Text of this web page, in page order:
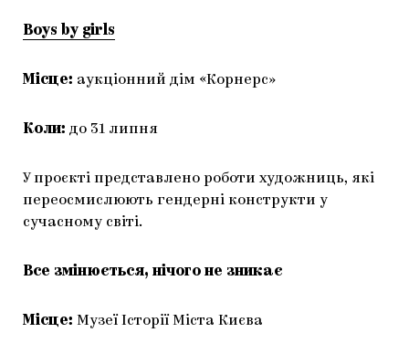
Boys by girls
Місце: аукціонний дім «Корнерс»
Коли: до 31 липня
У проєкті представлено роботи художниць, які
переосмислюють гендерні конструкти у
сучасному світі.
Все змінюється, нічого не зникає
Місце: Музеї Історії Міста Києва